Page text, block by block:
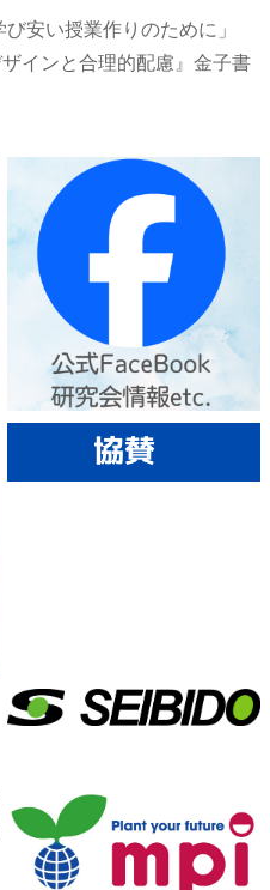
安い授業作りのために」
インと合理的配慮』金子書